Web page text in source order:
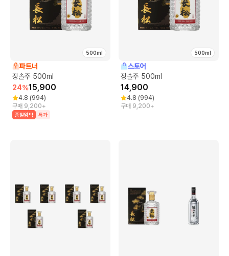
500ml
파트너
장솔주 500ml
24%15,900
4.8 (994)
구매 9,200+
품절임박 특가
500ml
스토어
장솔주 500ml
14,900
4.8 (994)
구매 9,200+